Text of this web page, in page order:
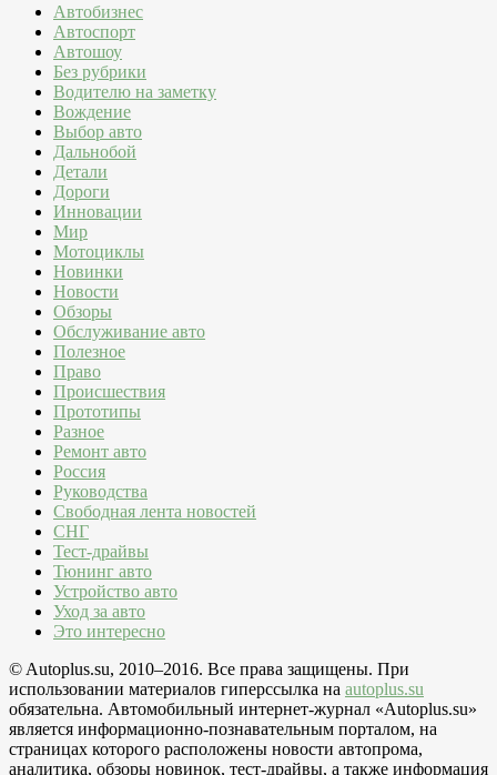
Автобизнес
Автоспорт
Автошоу
Без рубрики
Водителю на заметку
Вождение
Выбор авто
Дальнобой
Детали
Дороги
Инновации
Мир
Мотоциклы
Новинки
Новости
Обзоры
Обслуживание авто
Полезное
Право
Происшествия
Прототипы
Разное
Ремонт авто
Россия
Руководства
Свободная лента новостей
СНГ
Тест-драйвы
Тюнинг авто
Устройство авто
Уход за авто
Это интересно
© Autoplus.su, 2010–2016. Все права защищены. При
использовании материалов гиперссылка на autoplus.su
обязательна. Автомобильный интернет-журнал «Autoplus.su»
является информационно-познавательным порталом, на
страницах которого расположены новости автопрома,
аналитика, обзоры новинок, тест-драйвы, а также информация